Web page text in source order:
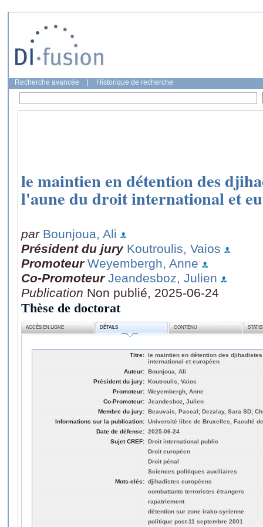
Recherche avancée Historique de recherche
le maintien en détention des
l'aune du droit international et
par Bounjoua, Ali
Président du jury Koutroulis, Vaios
Promoteur Weyembergh, Anne
Co-Promoteur Jeandesboz, Julien
Publication Non publié, 2025-06-24
Thèse de doctorat
ACCÈS EN LIGNE DÉTAILS CONTENU
Titre: le maintien en détention des
international et européen
Auteur: Bounjoua, Ali
Président du jury: Koutroulis, Vaios
Promoteur: Weyembergh, Anne
Co-Promoteur: Jeandesboz, Julien
Membre du jury: Beauvais, Pascal; Dezalay, Sara SD;
Informations sur la publication: Université libre de Bruxelles, Faculté
Date de défense: 2025-06-24
Sujet CREF: Droit international public
Droit européen
Droit pénal
Sciences politiques auxiliaires
Mots-clés: djihadistes européens
combattants terroristes étrangers
rapatriement
détention sur zone irako-syrienne
politique post-11 septembre 2001